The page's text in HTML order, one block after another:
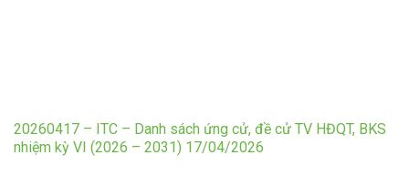
20260417 – ITC – Danh sách ứng cử, đề cử TV HĐQT, BKS
nhiệm kỳ VI (2026 – 2031) 17/04/2026